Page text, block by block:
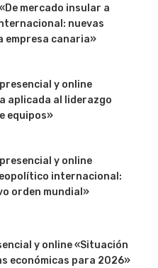
mercado insular a
nuevas
empresa canaria»
y online
aplicada al liderazgo
equipos»
y online
internacional:
orden mundial»
y online «Situación
económicas para 2026»